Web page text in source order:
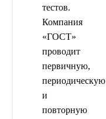
тестов.
Компания
«ГОСТ»
проводит
первичную,
периодическую
и
повторную